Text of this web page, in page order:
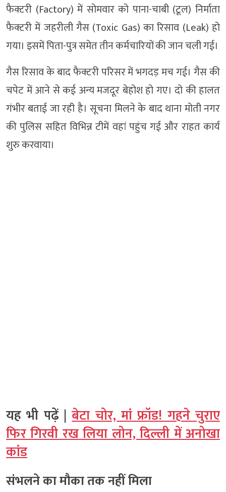
फैक्टरी (Factory) में सोमवार को पाना-चाबी (टूल) निर्माता
फैक्टरी में जहरीली गैस (Toxic Gas) का रिसाव (Leak) हो
गया। इसमें पिता-पुत्र समेत तीन कर्मचारियों की जान चली गई।
गैस रिसाव के बाद फैक्टरी परिसर में भगदड़ मच गई। गैस की
चपेट में आने से कई अन्य मजदूर बेहोश हो गए। दो की हालत
गंभीर बताई जा रही है। सूचना मिलने के बाद थाना मोती नगर
की पुलिस सहित विभिन्न टीमें वहां पहुंच गई और राहत कार्य
शुरु करवाया।
यह भी पढ़ें |बेटा चोर, मां फ्रॉड! गहने चुराए
फिर गिरवी रख लिया लोन, दिल्ली में अनोखा
कांड
संभलने का माैका तक नहीं मिला